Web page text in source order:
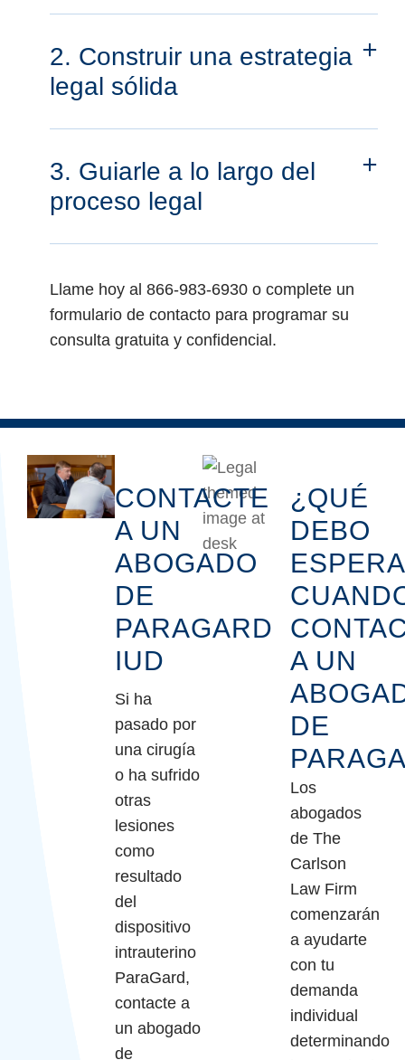
2. Construir una estrategia
legal sólida
3. Guiarle a lo largo del
proceso legal
Llame hoy al 866-983-6930 o complete un
formulario de contacto para programar su
consulta gratuita y confidencial.
CONTACTE
A UN
ABOGADO
DE
PARAGARD
IUD
Si ha
pasado por
una cirugía
o ha sufrido
otras
lesiones
como
resultado
del
dispositivo
intrauterino
ParaGard,
contacte a
un abogado
de
¿QUÉ
DEBO
A UN
DE
Los
abogados
de The
Carlson
Law Firm
comenzarán
a ayudarte
con tu
demanda
individual
determinando